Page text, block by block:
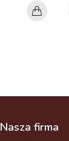
Nasza firma